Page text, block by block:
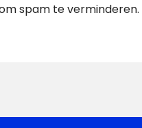
spam te verminderen.